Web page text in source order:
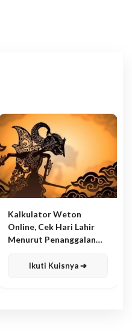
Kalkulator Weton
Online, Cek Hari Lahir
Menurut Penanggalan
Ikuti Kuisnya ➔